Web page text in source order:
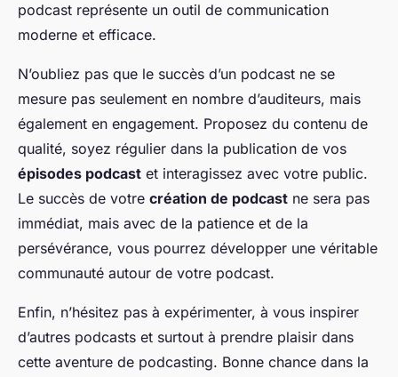
podcast représente un outil de communication
moderne et efficace.
N’oubliez pas que le succès d’un podcast ne se
mesure pas seulement en nombre d’auditeurs, mais
également en engagement. Proposez du contenu de
qualité, soyez régulier dans la publication de vos
épisodes podcast et interagissez avec votre public.
Le succès de votre création de podcast ne sera pas
immédiat, mais avec de la patience et de la
persévérance, vous pourrez développer une véritable
communauté autour de votre podcast.
Enfin, n’hésitez pas à expérimenter, à vous inspirer
d’autres podcasts et surtout à prendre plaisir dans
cette aventure de podcasting. Bonne chance dans la